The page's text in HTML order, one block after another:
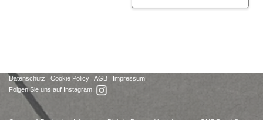
Datenschutz | Cookie Policy | AGB | Impressum
Folgen Sie uns auf Instagram: